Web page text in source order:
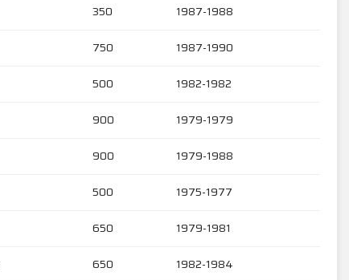
350 1987-1988
750 1987-1990
500 1982-1982
900 1979-1979
900 1979-1988
500 1975-1977
650 1979-1981
650 1982-1984